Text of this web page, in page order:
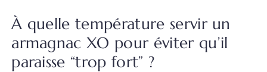
À quelle température servir un
armagnac XO pour éviter qu’il
paraisse “trop fort” ?